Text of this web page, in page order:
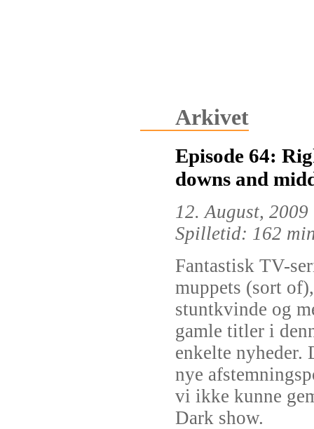
Arkivet
Episode 64:
downs and
12. August, 2009
Spilletid: 162
Fantastisk TV-
muppets (sort
stuntkvinde og
gamle titler i
enkelte nyheder.
nye
vi ikke kunne
Dark show.